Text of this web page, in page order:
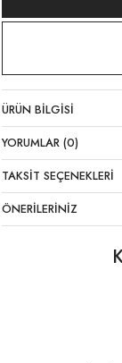
ÜRÜN BILGISI
YORUMLAR (0)
TAKSIT SEÇENEKLERI
ÖNERILERINIZ